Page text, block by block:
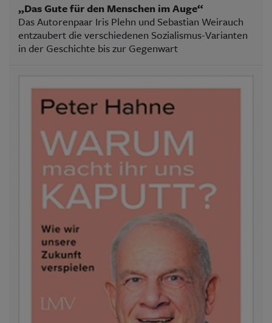
„Das Gute für den Menschen im Auge“
Das Autorenpaar Iris Plehn und Sebastian Weirauch
entzaubert die verschiedenen Sozialismus-Varianten
in der Geschichte bis zur Gegenwart